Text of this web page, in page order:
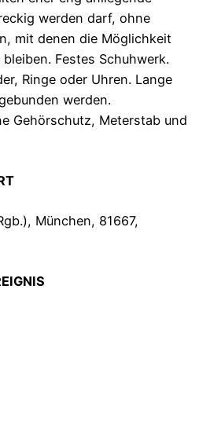
werden darf, ohne
mit denen die Möglichkeit
Festes Schuhwerk.
Ringe oder Uhren. Lange
werden.
Gehörschutz, Meterstab und
München, 81667,